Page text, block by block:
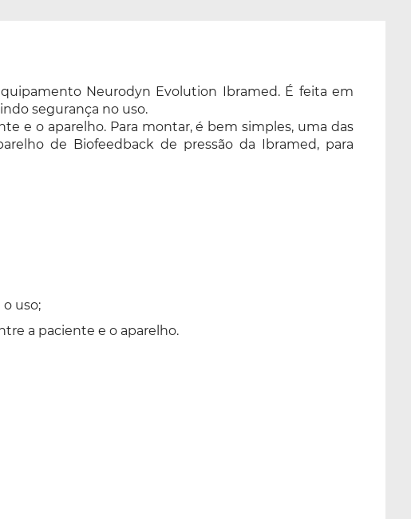
Neurodyn Evolution Ibramed. É feita em
segurança no uso.
e o aparelho. Para montar, é bem simples, uma das
de Biofeedback de pressão da Ibramed, para
uso;
a paciente e o aparelho.